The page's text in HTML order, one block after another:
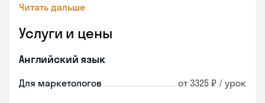
Читать дальше
Услуги и цены
Английский язык
Для маркетологов от 3325 ₽ / урок